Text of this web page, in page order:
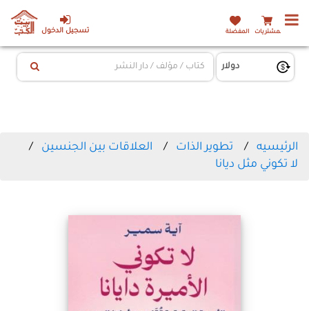
تسجيل الدخول المشتريات المفضلة
الرئيسيه تطوير الذات
العلاقات بين الجنسين
لا تكوني مثل ديانا